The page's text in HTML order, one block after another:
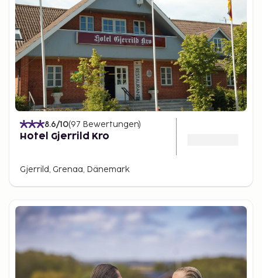
8.6/10(97 Bewertungen)
Hotel Gjerrild Kro
Gjerrild, Grenaa, Dänemark